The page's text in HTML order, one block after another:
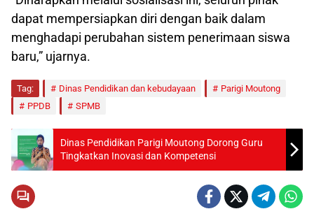
dapat mempersiapkan diri dengan baik dalam
menghadapi perubahan sistem penerimaan siswa
baru,” ujarnya.
Tag: Dinas Pendidikan dan kebudayaan
Parigi Moutong
PPDB
SPMB
Dinas Pendidikan Parigi Moutong Dorong Guru
Tingkatkan Inovasi dan Kompetensi